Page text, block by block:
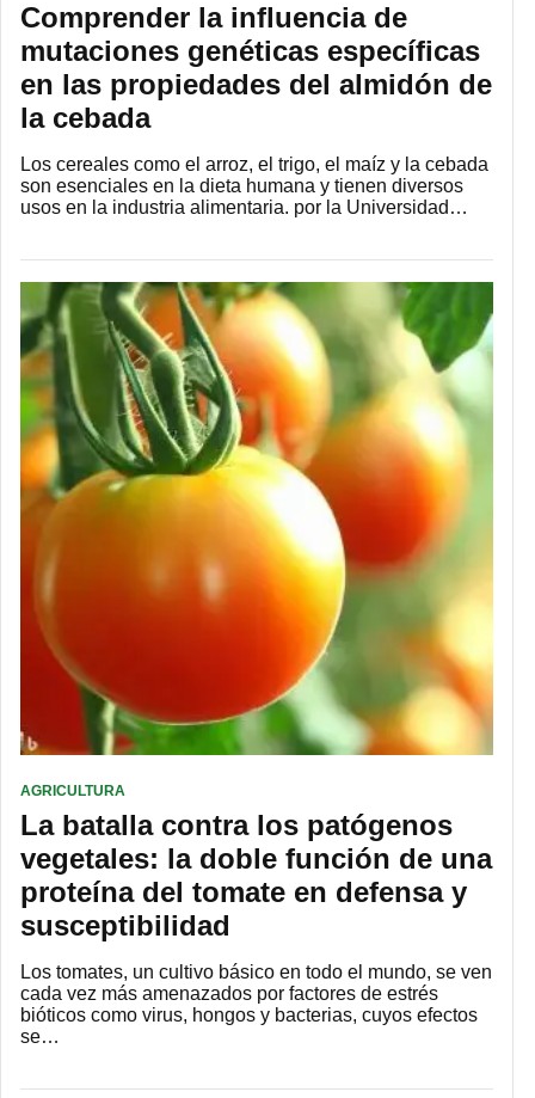
Comprender la influencia de
mutaciones genéticas específicas
en las propiedades del almidón de
la cebada
Los cereales como el arroz, el trigo, el maíz y la cebada
son esenciales en la dieta humana y tienen diversos
usos en la industria alimentaria. por la Universidad…
AGRICULTURA
La batalla contra los patógenos
vegetales: la doble función de una
proteína del tomate en defensa y
susceptibilidad
Los tomates, un cultivo básico en todo el mundo, se ven
cada vez más amenazados por factores de estrés
bióticos como virus, hongos y bacterias, cuyos efectos
se…